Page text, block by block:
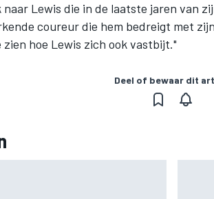
Lewis die in de laatste jaren van
coureur die hem bedreigt met
zien hoe Lewis zich ook vastbijt."
Deel of bewaar dit